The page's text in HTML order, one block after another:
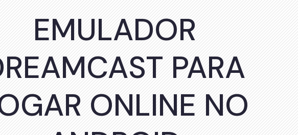
EMULADOR
PARA
ONLINE NO